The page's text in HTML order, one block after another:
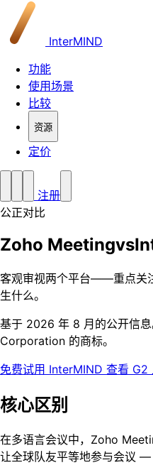
InterMIND
功能
使用场景
比较
资源
定价
注册
公正对比
Zoho Meetingvs
客观审视两个平台——重点关
生什么。
基于 2026 年 8 月的公开信
Corporation 的商标。
免费试用 InterMIND 查看 G2
核心区别
在多语言会议中，Zoho
让全球队友平等地参与会议